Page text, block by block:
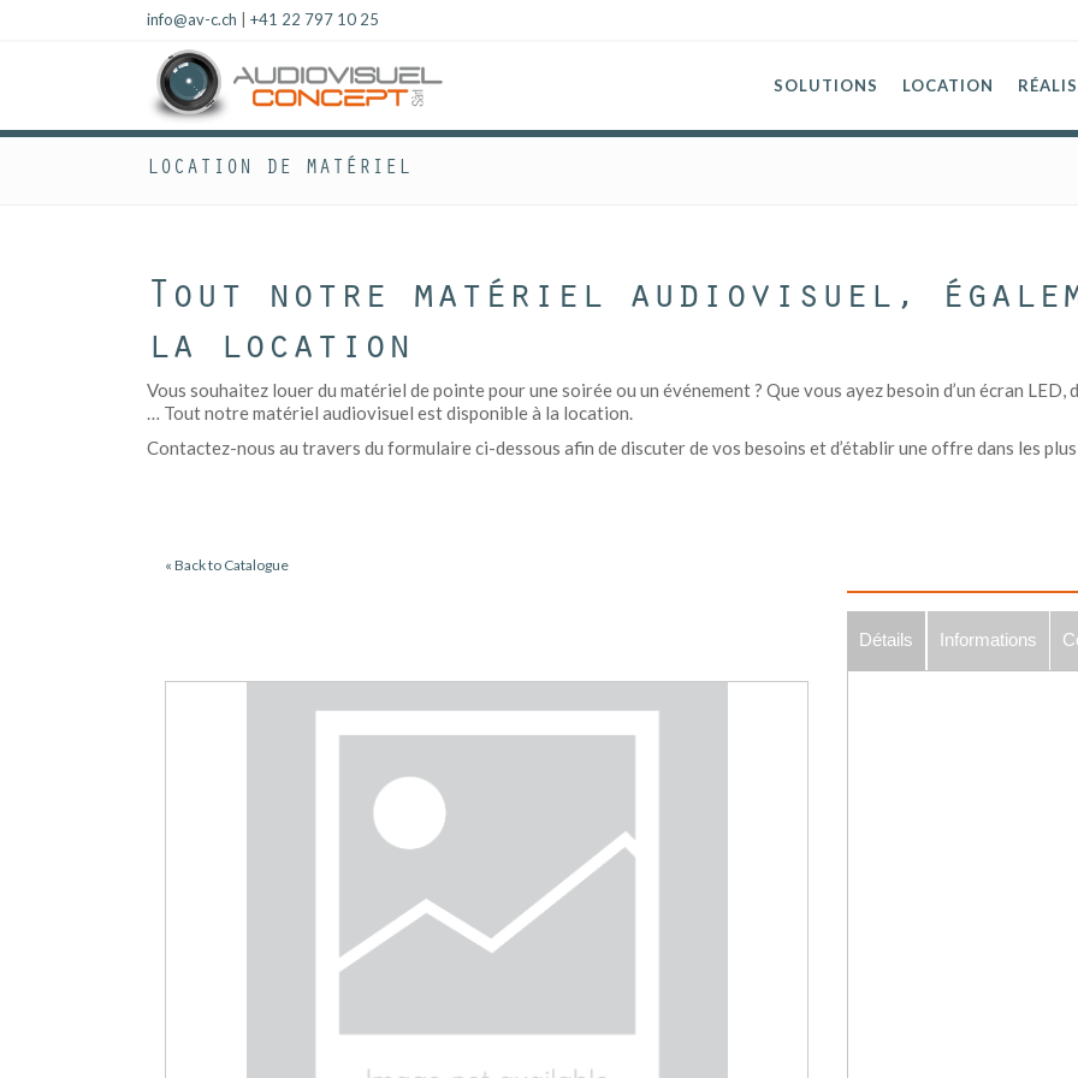
info@av-c.ch +41 22 797 10 25
SOLUTIONS LOCATION
LOCATION DE MATÉRIEL
Tout notre matériel audiovisuel,
la location
Vous souhaitez louer du matériel de pointe pour une soirée ou un événement ? Que vous ayez besoin d’un écran LED,
… Tout notre matériel audiovisuel est disponible à la location.
Contactez-nous au travers du formulaire ci-dessous afin de discuter de vos besoins et d’établir une offre dans les
« Back to Catalogue
Détails Informations